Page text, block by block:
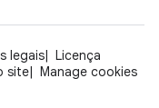
legais
Licença
site Manage cookies